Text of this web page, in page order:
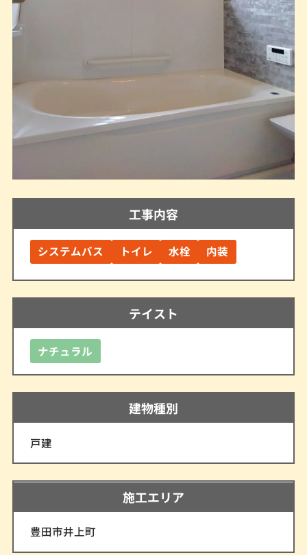
工事内容
システムバス トイレ 水栓 内装
テイスト
ナチュラル
建物種別
戸建
施工エリア
豊田市井上町